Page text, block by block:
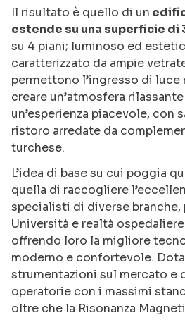
Il risultato è quello di un
estende su una superficie di
su 4 piani; luminoso ed
caratterizzato da ampie
permettono l’ingresso di luce
creare un’atmosfera
un’esperienza piacevole, con
ristoro arredate da
turchese.
L’idea di base su cui poggia
quella di raccogliere
specialisti di diverse branche,
Università e realtà
offrendo loro la migliore
moderno e confortevole.
strumentazioni sul mercato e
operatorie con i massimi
oltre che la Risonanza